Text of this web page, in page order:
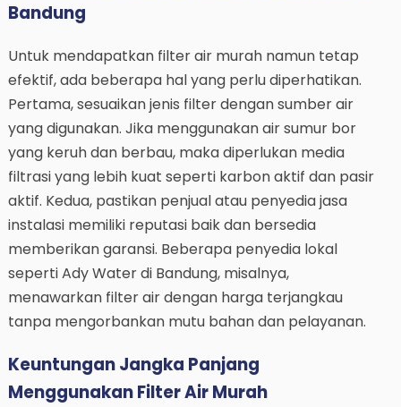
Bandung
Untuk mendapatkan filter air murah namun tetap
efektif, ada beberapa hal yang perlu diperhatikan.
Pertama, sesuaikan jenis filter dengan sumber air
yang digunakan. Jika menggunakan air sumur bor
yang keruh dan berbau, maka diperlukan media
filtrasi yang lebih kuat seperti karbon aktif dan pasir
aktif. Kedua, pastikan penjual atau penyedia jasa
instalasi memiliki reputasi baik dan bersedia
memberikan garansi. Beberapa penyedia lokal
seperti Ady Water di Bandung, misalnya,
menawarkan filter air dengan harga terjangkau
tanpa mengorbankan mutu bahan dan pelayanan.
Keuntungan Jangka Panjang
Menggunakan Filter Air Murah